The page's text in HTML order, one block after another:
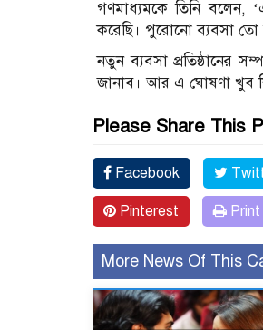
গণমাধ্যমকে তিনি বলেন,
করেছি। পুরোনো ব্যবসা
নতুন ব্যবসা প্রতিষ্ঠানের
জানাব। আর এ ঘোষণা খুব
Please Share This
Facebook
Pinterest Print
More News Of This